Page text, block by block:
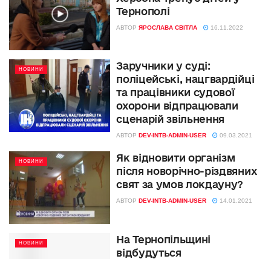
Тернополі
АВТОР ЯРОСЛАВА СВІТЛА 16.11.2022
НОВИНИ
Заручники у суді:
поліцейські, нацгвардійці
та працівники судової
охорони відпрацювали
сценарій звільнення
АВТОР DEV-INTB-ADMIN-USER 09.03.2021
НОВИНИ
Як відновити організм
після новорічно-різдвяних
свят за умов локдауну?
АВТОР DEV-INTB-ADMIN-USER 14.01.2021
НОВИНИ
На Тернопільщині
відбудуться